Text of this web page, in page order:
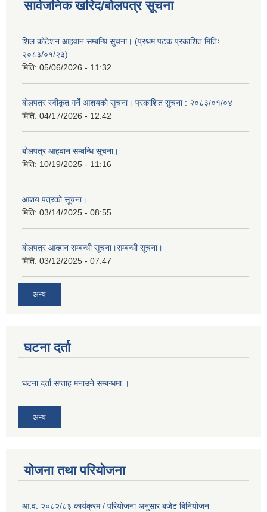
सार्वजनिक खरिद/बोलपत्र सूचना
शिल कोटेशन आहवान सम्बन्धि सुचना। (प्रथम पटक प्रकाशित मितिः
२०८३/०१/२३)
मिति: 05/06/2026 - 11:32
बोलपत्र स्वीकृत गर्ने आशयको सुचना। प्रकाशित सुचना : २०८३/०१/०४
मिति: 04/17/2026 - 12:42
बोलपत्र आहवान सम्बन्धि सूचना।
मिति: 10/19/2025 - 11:16
आशय पत्रको सूचना।
मिति: 03/14/2025 - 08:55
बोलपत्र आव्हान सम्बन्धी सूचना।सम्बन्धी सूचना।
मिति: 03/12/2025 - 07:47
अन्य
घटना दर्ता
घटना दर्ता सप्ताह मनाउने सम्बन्धमा ।
अन्य
योजना तथा परियोजना
आ.व. २०८२/८३ कार्यक्रम / परियोजना अनुसार बजेट बिनियोजन